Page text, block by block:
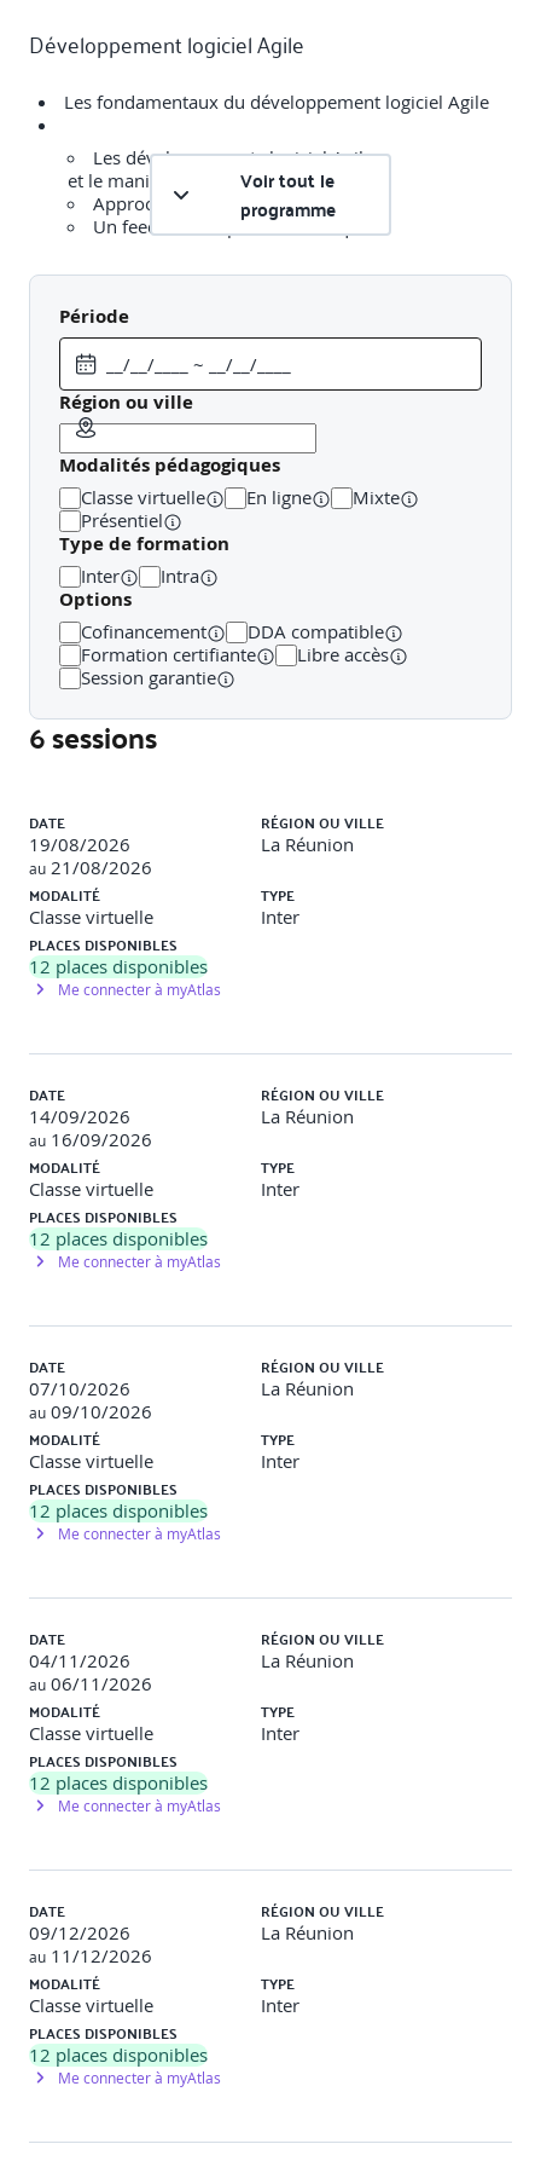
Développement logiciel Agile
Les fondamentaux du développement logiciel Agile
Les développements logiciel Agile
et le manifeste Agile
Approche d'équipe intégrée
Un feedback au plus tôt et fréquent
Création collaborative de User Story
Rétrospectives
Intégration continue
Planning de release et d'itérations
Exemples de travaux pratiques (à titre indicatif)
Exercices pratiques réalisés
Mise en place d'une équipe intégrée
Usage du feedback précoce
Construction d'un planning d'itération
et d'un planning de release
10 questions portant sur les différentes notions
abordées dans cette partie
Correction en groupe
Principes, pratiques et processus
fondamentaux Agile
Les différences des tests entre les approches
traditionnelles et Agile
Activités de tests et de développement
Options d'organisation avec des tests
indépendants
Statuts du test dans les projets Agile
Communiquer les statuts du test, l'avancement
et la qualité produit
Gérer les risques de régression en faisant évoluer
Rôle et compétences d'un testeur
dans une équipe Agile
Exemples de travaux pratiques (à titre indicatif)
Exercices pratiques réalisés
Questions de types QCM
10 questions portant sur les différentes notions
abordées dans cette partie
Correction en groupe
Jour 2 - Matin
Voir tout le
programme
Période
Région ou ville
Modalités pédagogiques
Classe virtuelle En ligne
Mixte
Présentiel
Type de formation
Inter Intra
Options
Cofinancement
DDA compatible
Formation certifiante
Libre accès
Session garantie
6 sessions
DATE
19/08/2026
au 21/08/2026
RÉGION OU VILLE
La Réunion
MODALITÉ
Classe virtuelle
TYPE
Inter
PLACES DISPONIBLES
12 places disponibles
Me connecter à myAtlas
DATE
14/09/2026
au 16/09/2026
RÉGION OU VILLE
La Réunion
MODALITÉ
Classe virtuelle
TYPE
Inter
PLACES DISPONIBLES
12 places disponibles
Me connecter à myAtlas
DATE
07/10/2026
au 09/10/2026
RÉGION OU VILLE
La Réunion
MODALITÉ
Classe virtuelle
TYPE
Inter
PLACES DISPONIBLES
12 places disponibles
Me connecter à myAtlas
DATE
04/11/2026
au 06/11/2026
RÉGION OU VILLE
La Réunion
MODALITÉ
Classe virtuelle
TYPE
Inter
PLACES DISPONIBLES
12 places disponibles
Me connecter à myAtlas
DATE
09/12/2026
au 11/12/2026
RÉGION OU VILLE
La Réunion
MODALITÉ
Classe virtuelle
TYPE
Inter
PLACES DISPONIBLES
12 places disponibles
Me connecter à myAtlas